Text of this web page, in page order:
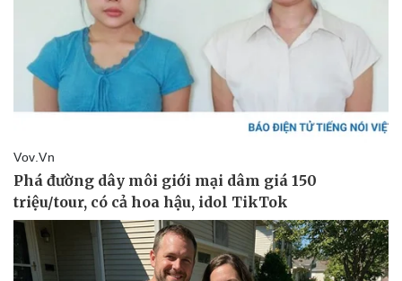
Tin nóng
Tư vấn luật
Quân sự - Quốc phòng
Phân tích